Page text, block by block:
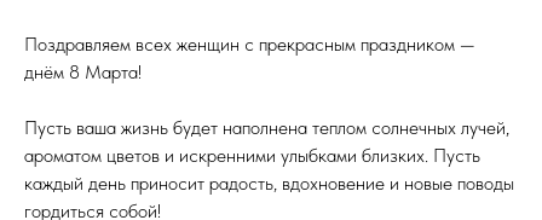
Поздравляем всех женщин с прекрасным праздником —
днём 8 Марта!
Пусть ваша жизнь будет наполнена теплом солнечных лучей,
ароматом цветов и искренними улыбками близких. Пусть
каждый день приносит радость, вдохновение и новые поводы
гордиться собой!